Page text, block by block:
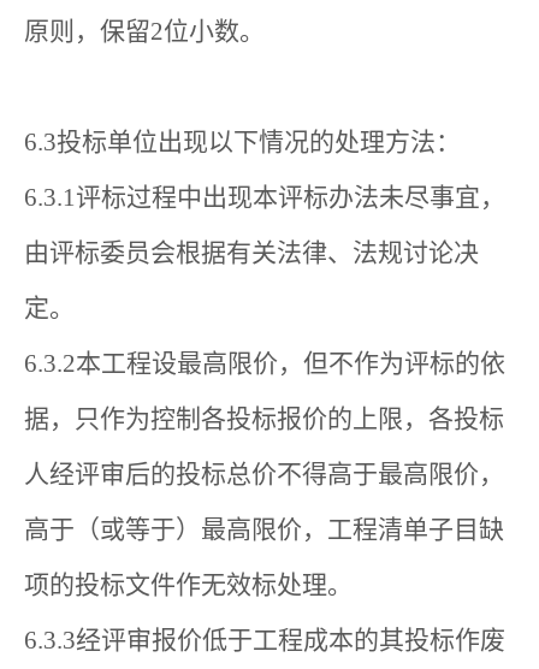
原则，保留2位小数。
6.3投标单位出现以下情况的处理方法：
6.3.1评标过程中出现本评标办法未尽事宜，
由评标委员会根据有关法律、法规讨论决
定。
6.3.2本工程设最高限价，但不作为评标的依
据，只作为控制各投标报价的上限，各投标
人经评审后的投标总价不得高于最高限价，
高于（或等于）最高限价，工程清单子目缺
项的投标文件作无效标处理。
6.3.3经评审报价低于工程成本的其投标作废